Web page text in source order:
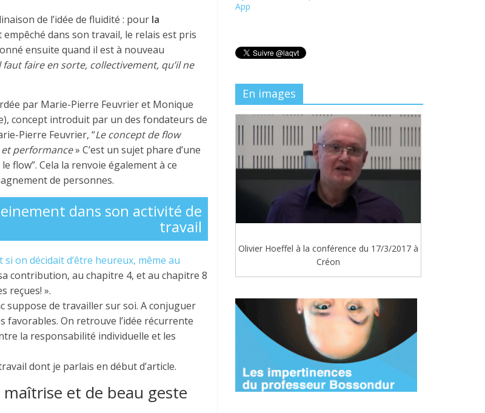
de l’idée de fluidité : pour la
dans son travail, le relais est pris
ensuite quand il est à nouveau
faire en sorte, collectivement, qu’il ne
par Marie-Pierre Feuvrier et Monique
concept introduit par un des fondateurs de
Pierre Feuvrier, “Le concept de flow
performance» C’est un sujet phare d’une
flow”. Cela la renvoie également à ce
de personnes.
dans son activité de
travail
si on décidait d’être heureux, même au
contribution, au chapitre 4, et au chapitre 8
reçues! ».
suppose de travailler sur soi. A conjuguer
favorables. On retrouve l’idée récurrente
la responsabilité individuelle et les
dont je parlais en début d’article.
et de beau geste
App
En images
Olivier Hoeffel à la conférence du 17/3/2017 à
Créon